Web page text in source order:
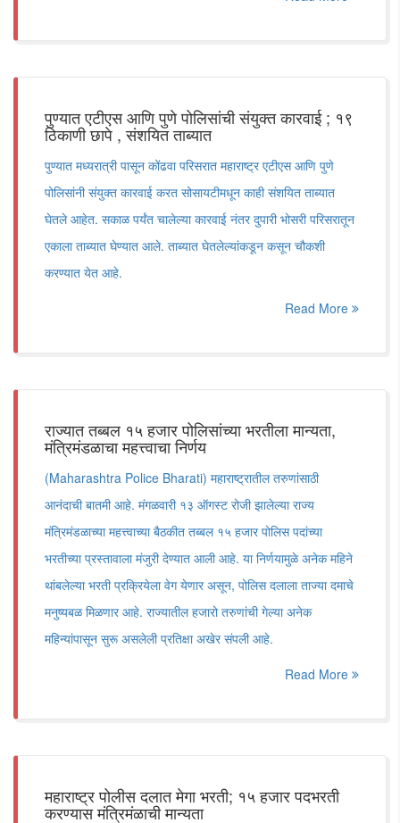
पुण्यात एटीएस आणि पुणे पोलिसांची संयुक्त कारवाई ; १९
ठिकाणी छापे , संशयित ताब्यात
पुण्यात मध्यरात्री पासून कोंढवा परिसरात महाराष्ट्र एटीएस आणि पुणे
पोलिसांनी संयुक्त कारवाई करत सोसायटीमधून काही संशयित ताब्यात
घेतले आहेत. सकाळ पर्यंत चालेल्या कारवाई नंतर दुपारी भोसरी परिसरातून
एकाला ताब्यात घेण्यात आले. ताब्यात घेतलेल्यांकडून कसून चौकशी
करण्यात येत आहे.
Read More
राज्यात तब्बल १५ हजार पोलिसांच्या भरतीला मान्यता,
मंत्रिमंडळाचा महत्त्वाचा निर्णय
(Maharashtra Police Bharati) महाराष्ट्रातील तरुणांसाठी
आनंदाची बातमी आहे. मंगळवारी १३ ऑगस्ट रोजी झालेल्या राज्य
मंत्रिमंडळाच्या महत्त्वाच्या बैठकीत तब्बल १५ हजार पोलिस पदांच्या
भरतीच्या प्रस्तावाला मंजुरी देण्यात आली आहे. या निर्णयामुळे अनेक महिने
थांबलेल्या भरती प्रक्रियेला वेग येणार असून, पोलिस दलाला ताज्या दमाचे
मनुष्यबळ मिळणार आहे. राज्यातील हजारो तरुणांची गेल्या अनेक
महिन्यांपासून सुरू असलेली प्रतिक्षा अखेर संपली आहे.
Read More
महाराष्ट्र पोलीस दलात मेगा भरती; १५ हजार पदभरती
करण्यास मंत्रिमंळाची मान्यता